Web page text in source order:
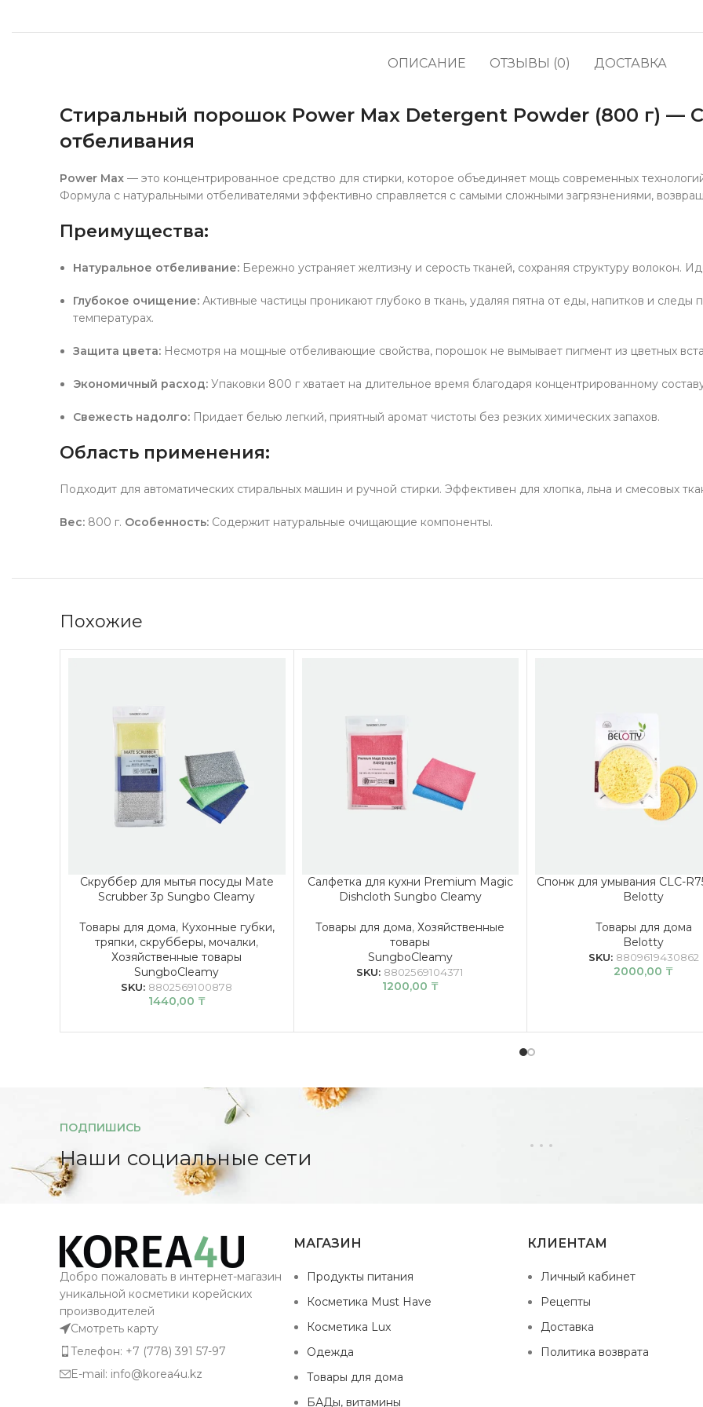
маринады
конфеты
ОПИСАНИЕ ОТЗЫВЫ (0) ДОСТАВКА
Стиральный порошок Power Max Detergent Powder (800 г) —
отбеливания
Power Max — это концентрированное средство для стирки, которое объединяет мощь современных
Формула с натуральными отбеливателями эффективно справляется с самыми сложными загрязнениями,
Преимущества:
Натуральное отбеливание: Бережно устраняет желтизну и серость тканей, сохраняя структуру волокон.
Глубокое очищение: Активные частицы проникают глубоко в ткань, удаляя пятна от еды, напитков и
температурах.
Защита цвета: Несмотря на мощные отбеливающие свойства, порошок не вымывает пигмент из цветных
Экономичный расход: Упаковки 800 г хватает на длительное время благодаря концентрированному
Свежесть надолго: Придает белью легкий, приятный аромат чистоты без резких химических запахов.
Область применения:
Подходит для автоматических стиральных машин и ручной стирки. Эффективен для хлопка, льна и смесовых
Вес: 800 г. Особенность: Содержит натуральные очищающие компоненты.
Похожие
Скруббер для мытья посуды Mate
Scrubber 3p Sungbo Cleamy
Товары для дома, Кухонные губки,
тряпки, скрубберы, мочалки,
Хозяйственные товары
SungboCleamy
SKU: 8802569100878
1440,00 ₸
Салфетка для кухни Premium Magic
Dishcloth Sungbo Cleamy
Товары для дома,Хозяйственные
товары
SungboCleamy
SKU: 8802569104371
1200,00 ₸
Спонж для умывания CLC-
Belotty
Товары для дома
Belotty
SKU: 8809619430862
2000,00 ₸
ПОДПИШИСЬ
Наши социальные сети
Добро пожаловать в интернет-магазин
уникальной косметики корейских
производителей
Смотреть карту
Телефон: +7 (778) 391 57-97
E-mail: info@korea4u.kz
МАГАЗИН
Продукты питания
Косметика Must Have
Косметика Lux
Одежда
Товары для дома
БАДы, витамины
КЛИЕНТАМ
Личный кабинет
Рецепты
Доставка
Политика возврата